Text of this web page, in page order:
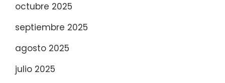
octubre 2025
septiembre 2025
agosto 2025
julio 2025